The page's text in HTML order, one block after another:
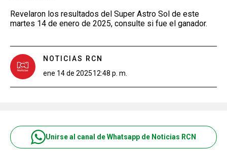
Revelaron los resultados del Super Astro Sol de este
martes 14 de enero de 2025, consulte si fue el ganador.
NOTICIAS RCN
ene 14 de 202512:48 p. m.
Unirse al canal de Whatsapp de Noticias RCN